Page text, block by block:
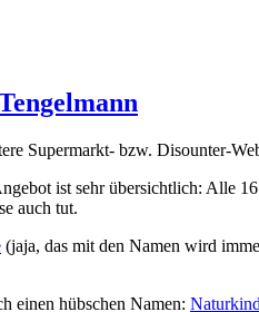
Supermarkt- bzw. Disounter-
ist sehr übersichtlich: Alle
auch tut.
(jaja, das mit den Namen wird
einen hübschen Namen: Naturkind